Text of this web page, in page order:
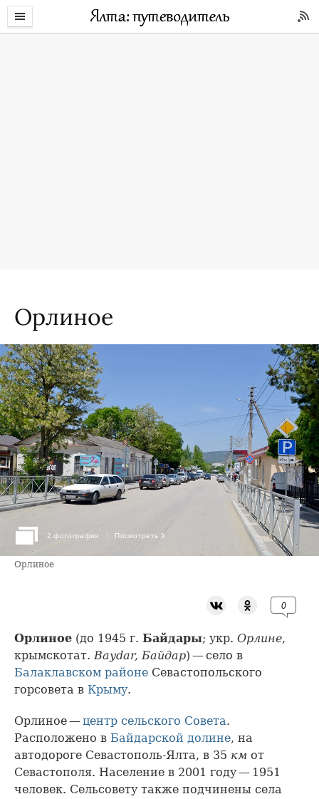
Орлиное
2 фотографии Посмотреть ›
Орлиное
0
Орлиное (до 1945 г. Байдары; укр. Орлине,
крымскотат.Baydar, Байдар) — село в
Балаклавском районе Севастопольского
горсовета в Крыму.
Орлиное —центр сельского Совета.
Расположено в Байдарской долине, на
автодороге Севастополь-Ялта, в 35 км от
Севастополя. Население в 2001 году — 1951
человек. Сельсовету также подчинены села